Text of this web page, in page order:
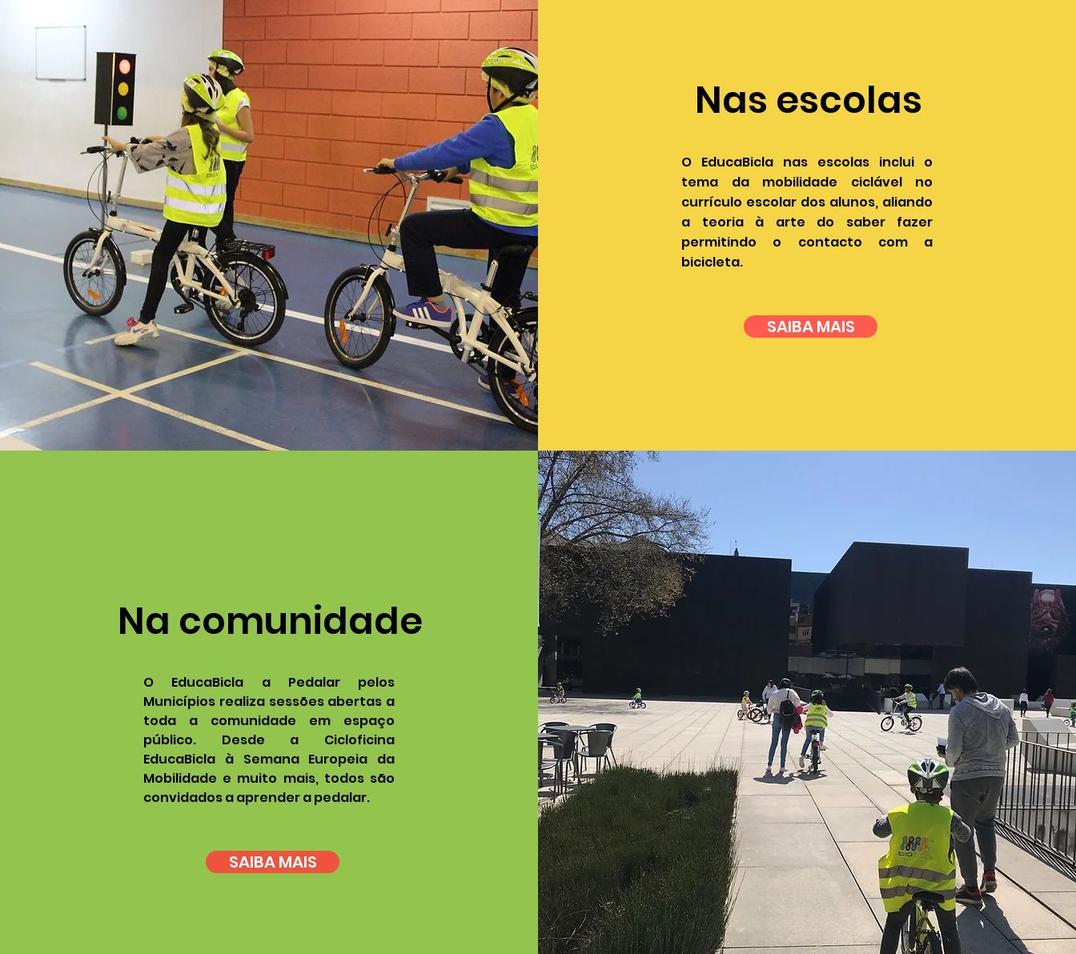
Nas escolas
O EducaBicla nas escolas inclui o
tema da mobilidade ciclável no
currículo escolar dos alunos, aliando
a teoria à arte do saber fazer
permitindo o contacto com a
bicicleta.
SAIBA MAIS
Na comunidade
O EducaBicla a Pedalar pelos
Municípios realiza sessões abertas a
toda a comunidade em espaço
público. Desde a Cicloficina
EducaBicla à Semana Europeia da
Mobilidade e muito mais, todos são
convidados a aprender a pedalar.
SAIBA MAIS